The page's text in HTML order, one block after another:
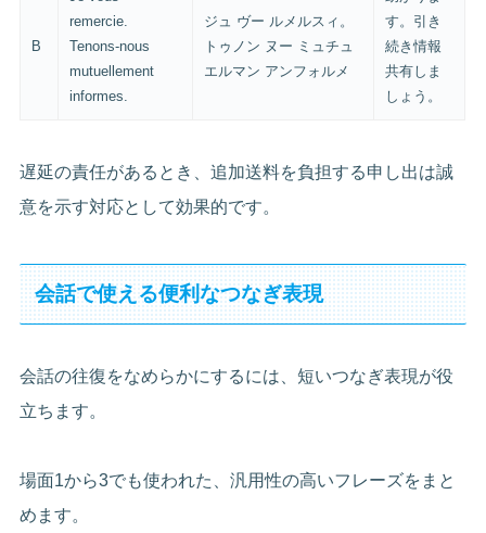
B
remercie.
Tenons-nous
mutuellement
informes.
ジュ ヴー ルメルスィ。
トゥノン ヌー ミュチュ
エルマン アンフォルメ
す。引き
続き情報
共有しま
しょう。
遅延の責任があるとき、追加送料を負担する申し出は誠
意を示す対応として効果的です。
会話で使える便利なつなぎ表現
会話の往復をなめらかにするには、短いつなぎ表現が役
立ちます。
場面1から3でも使われた、汎用性の高いフレーズをまと
めます。